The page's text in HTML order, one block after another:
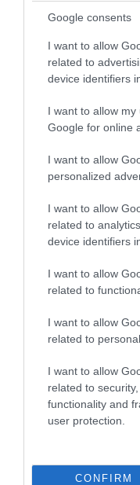
Google consents
I want to allow
related to
device identifiers
I want to allow
Google for online
I want to allow
personalized
I want to allow
related to
device identifiers
I want to allow
related to
I want to allow
related to
I want to allow
related to
functionality and
user protection.
CONFIRM
«Οι εντελώς
τα ζώα που
Αττικής (φωτο)
04.08.2026 | 15:02
Αυτή την ώρα το
υπουργό